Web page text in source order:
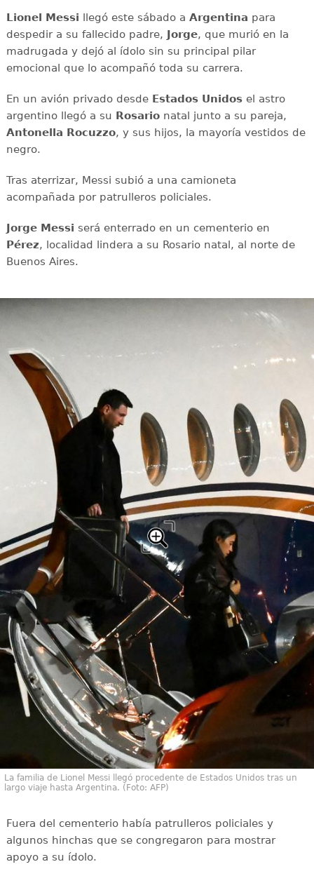
Lionel Messi llegó este sábado a Argentina para
despedir a su fallecido padre, Jorge, que murió en la
madrugada y dejó al ídolo sin su principal pilar
emocional que lo acompañó toda su carrera.
En un avión privado desdeEstados Unidosel astro
argentino llegó a su Rosarionatal junto a su pareja,
Antonella Rocuzzo, y sus hijos, la mayoría vestidos de
negro.
Tras aterrizar, Messi subió a una camioneta
acompañada por patrulleros policiales.
Jorge Messi será enterrado en un cementerio en
Pérez, localidad lindera a su Rosario natal, al norte de
Buenos Aires.
La familia de Lionel Messi llegó procedente de Estados Unidos tras un
largo viaje hasta Argentina. (Foto: AFP)
Fuera del cementerio había patrulleros policiales y
algunos hinchas que se congregaron para mostrar
apoyo a su ídolo.